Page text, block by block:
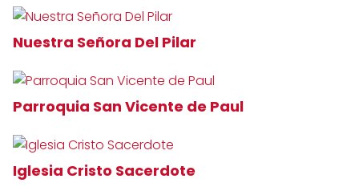
Nuestra Señora Del Pilar
Parroquia San Vicente de Paul
Iglesia Cristo Sacerdote